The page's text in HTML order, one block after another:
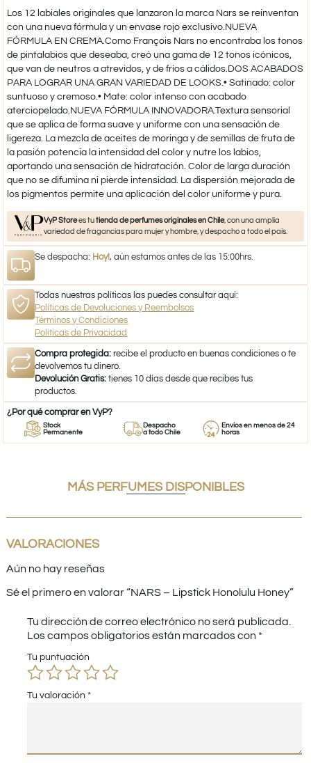
Los 12 labiales originales que lanzaron la marca Nars se reinventan
con una nueva fórmula y un envase rojo exclusivo.NUEVA
FÓRMULA EN CREMA.Como François Nars no encontraba los tonos
de pintalabios que deseaba, creó una gama de 12 tonos icónicos,
que van de neutros a atrevidos, y de fríos a cálidos.DOS ACABADOS
PARA LOGRAR UNA GRAN VARIEDAD DE LOOKS.• Satinado: color
suntuoso y cremoso.• Mate: color intenso con acabado
aterciopelado.NUEVA FÓRMULA INNOVADORA.Textura sensorial
que se aplica de forma suave y uniforme con una sensación de
ligereza. La mezcla de aceites de moringa y de semillas de fruta de
la pasión potencia la intensidad del color y nutre los labios,
aportando una sensación de hidratación. Color de larga duración
que no se difumina ni pierde intensidad. La dispersión mejorada de
los pigmentos permite una aplicación del color uniforme y pura.
VyP Storees tutienda de perfumes originales en Chile, con una amplia
variedad de fragancias para mujer y hombre, y despacho a todo el país.
Se despacha: Hoy!, aún estamos antes de las 15:00hrs.
Todas nuestras políticas las puedes consultar aquí:
Políticas de Devoluciones y Reembolsos
Términos y Condiciones
Políticas de Privacidad
Compra protegida: recibe el producto en buenas condiciones o te
devolvemos tu dinero.
Devolución Gratis: tienes 10 días desde que recibes tus
productos.
¿Por qué comprar en VyP?
Stock
Permanente
Despacho
a todo Chile
Envíos en menos de 24
horas
MÁS PERFUMES DISPONIBLES
VALORACIONES
Aún no hay reseñas
Sé el primero en valorar “NARS – Lipstick Honolulu Honey”
Tu dirección de correo electrónico no será publicada.
Los campos obligatorios están marcados con *
Tu puntuación
Tu valoración *